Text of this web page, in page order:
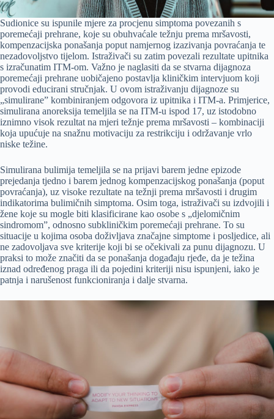
Sudionice su ispunile mjere za procjenu simptoma povezanih s
poremećaji prehrane, koje su obuhvaćale težnju prema mršavosti,
kompenzacijska ponašanja poput namjernog izazivanja povraćanja te
nezadovoljstvo tijelom. Istraživači su zatim povezali rezultate upitnika
s izračunatim ITM-om. Važno je naglasiti da se stvarna dijagnoza
poremećaji prehrane uobičajeno postavlja kliničkim intervjuom koji
provodi educirani stručnjak. U ovom istraživanju dijagnoze su
„simulirane” kombiniranjem odgovora iz upitnika i ITM-a. Primjerice,
simulirana anoreksija temeljila se na ITM-u ispod 17, uz istodobno
iznimno visok rezultat na mjeri težnje prema mršavosti – kombinaciji
koja upućuje na snažnu motivaciju za restrikciju i održavanje vrlo
niske težine.
Simulirana bulimija temeljila se na prijavi barem jedne epizode
prejedanja tjedno i barem jednog kompenzacijskog ponašanja (poput
povraćanja), uz visoke rezultate na težnji prema mršavosti i drugim
indikatorima bulimičnih simptoma. Osim toga, istraživači su izdvojili i
žene koje su mogle biti klasificirane kao osobe s „djelomičnim
sindromom”, odnosno subkliničkim poremećaji prehrane. To su
situacije u kojima osoba doživljava značajne simptome i posljedice, ali
ne zadovoljava sve kriterije koji bi se očekivali za punu dijagnozu. U
praksi to može značiti da se ponašanja događaju rjeđe, da je težina
iznad određenog praga ili da pojedini kriteriji nisu ispunjeni, iako je
patnja i narušenost funkcioniranja i dalje stvarna.